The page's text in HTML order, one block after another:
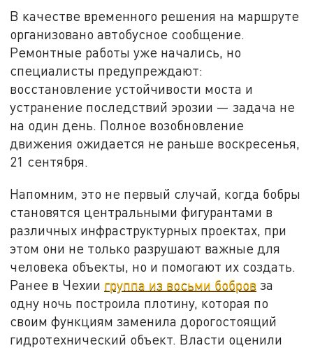
В качестве временного решения на маршруте
организовано автобусное сообщение.
Ремонтные работы уже начались, но
специалисты предупреждают:
восстановление устойчивости моста и
устранение последствий эрозии — задача не
на один день. Полное возобновление
движения ожидается не раньше воскресенья,
21 сентября.
Напомним, это не первый случай, когда бобры
становятся центральными фигурантами в
различных инфраструктурных проектах, при
этом они не только разрушают важные для
человека объекты, но и помогают их создать.
Ранее в Чехии группа из восьми бобров за
одну ночь построила плотину, которая по
своим функциям заменила дорогостоящий
гидротехнический объект. Власти оценили